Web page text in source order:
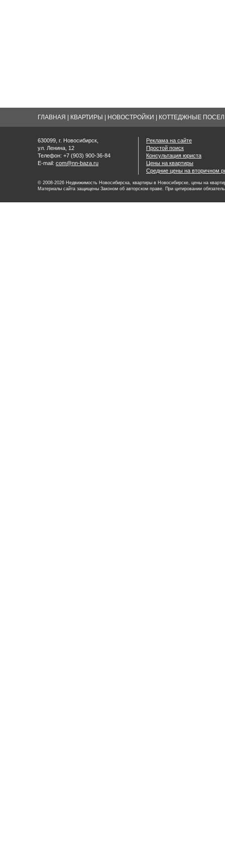
ГЛАВНАЯ КВАРТИРЫ НОВОСТРОЙКИ КОТТЕДЖНЫЕ
630099, г. Новосибирск,
ул. Ленина, 12
Телефон: +7 (903) 900-36-84
E-mail: com@nn-baza.ru
Реклама на сайте
Простой поиск
Консультация юриста
Цены на квартиры
Средние цены на вторичном
© 2008-2026 Недвижимость Новосибирска, квартиры в Новосибирске, цены на
Материалы сайта защищены Законом об авторском праве. При цитировании